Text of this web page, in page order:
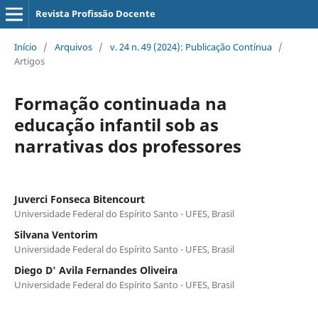
Revista Profissão Docente
Início / Arquivos / v. 24 n. 49 (2024): Publicação Contínua /
Artigos
Formação continuada na
educação infantil sob as
narrativas dos professores
Juverci Fonseca Bitencourt
Universidade Federal do Espírito Santo - UFES, Brasil
Silvana Ventorim
Universidade Federal do Espírito Santo - UFES, Brasil
Diego D' Avila Fernandes Oliveira
Universidade Federal do Espírito Santo - UFES, Brasil